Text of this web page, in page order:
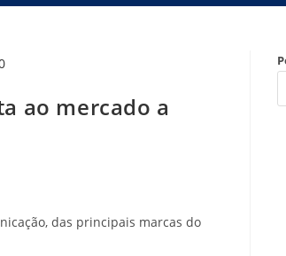
ao mercado a
das principais marcas do